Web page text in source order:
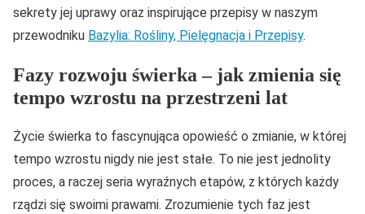
sekrety jej uprawy oraz inspirujące przepisy w naszym
przewodniku Bazylia: Rośliny, Pielęgnacja i Przepisy.
Fazy rozwoju świerka – jak zmienia się
tempo wzrostu na przestrzeni lat
Życie świerka to fascynująca opowieść o zmianie, w której
tempo wzrostu nigdy nie jest stałe. To nie jest jednolity
proces, a raczej seria wyraźnych etapów, z których każdy
rządzi się swoimi prawami. Zrozumienie tych faz jest